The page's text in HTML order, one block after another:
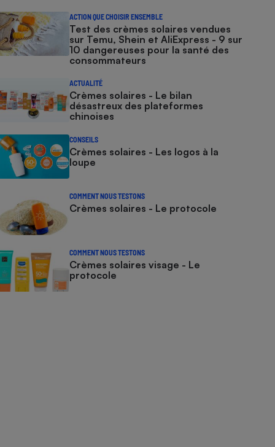
ACTION QUE CHOISIR ENSEMBLE
Test des crèmes solaires vendues
sur Temu, Shein et AliExpress - 9 sur
10 dangereuses pour la santé des
consommateurs
ACTUALITÉ
Crèmes solaires - Le bilan
désastreux des plateformes
chinoises
CONSEILS
Crèmes solaires - Les logos à la
loupe
COMMENT NOUS TESTONS
Crèmes solaires - Le protocole
COMMENT NOUS TESTONS
Crèmes solaires visage - Le
protocole